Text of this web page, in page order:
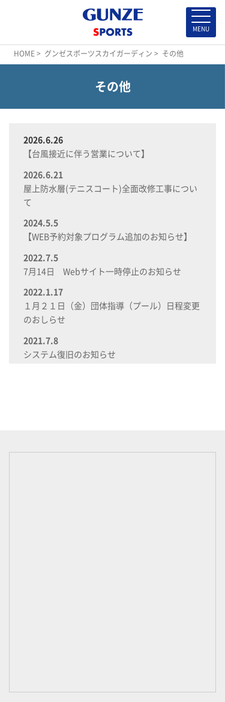
HOME> グンゼスポーツスカイガーディン > その他
その他
2026.6.26
【台風接近に伴う営業について】
2026.6.21
屋上防水層(テニスコート)全面改修工事につい
て
2024.5.5
【WEB予約対象プログラム追加のお知らせ】
2022.7.5
7月14日 Webサイト一時停止のお知らせ
2022.1.17
１月２１日（金）団体指導（プール）日程変更
のおしらせ
2021.7.8
システム復旧のお知らせ